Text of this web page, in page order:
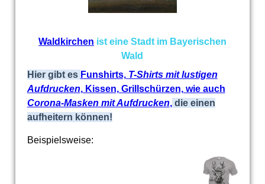
Waldkirchen ist eine Stadt im Bayerischen
Wald
Hier gibt es Funshirts, T-Shirts mit lustigen
Aufdrucken, Kissen, Grillschürzen, wie auch
Corona-Masken mit Aufdrucken,die einen
aufheitern können!
Beispielsweise: